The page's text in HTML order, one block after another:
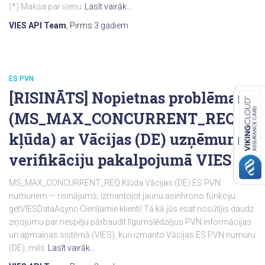
(*) Maksa par vienu
Lasīt vairāk…
VIES API Team , Pirms 3 gadiem
ES PVN
[RISINĀTS] Nopietnas problēmas
(MS_MAX_CONCURRENT_REQ
kļūda) ar Vācijas (DE) uzņēmumu
verifikāciju pakalpojumā VIES
MS_MAX_CONCURRENT_REQ Kļūda Vācijas (DE) ES PVN
numuriem — risinājums, izmantojot jaunu asinhrono funkciju
getVIESDataAsync Cienījamie klienti! Tā kā jūs esat nosūtījis daudz
ziņojumu par nespēju pārbaudīt līgumslēdzējus PVN informācijas
un apmaiņas sistēmā (VIES), kuri izmanto Vācijas ES PVN numuru
(DE), mēs
Lasīt vairāk…